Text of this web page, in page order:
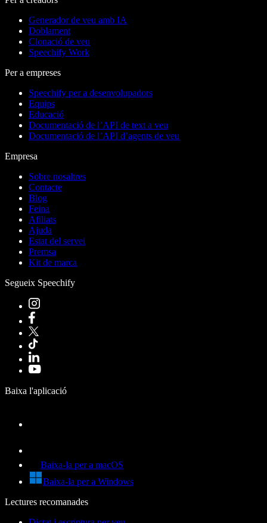
Generador de veu amb IA
Doblament
Clonació de veu
Speechify Work
Per a empreses
Speechify per a desenvolupadors
Equips
Educació
Documentació de l’API de text a veu
Documentació de l’API d’agents de veu
Empresa
Sobre nosaltres
Contacte
Blog
Feina
Afiliats
Ajuda
Estat del servei
Premsa
Kit de marca
Segueix Speechify
Baixa l'aplicació
Baixa-la per a macOS
Baixa-la per a Windows
Lectures recomanades